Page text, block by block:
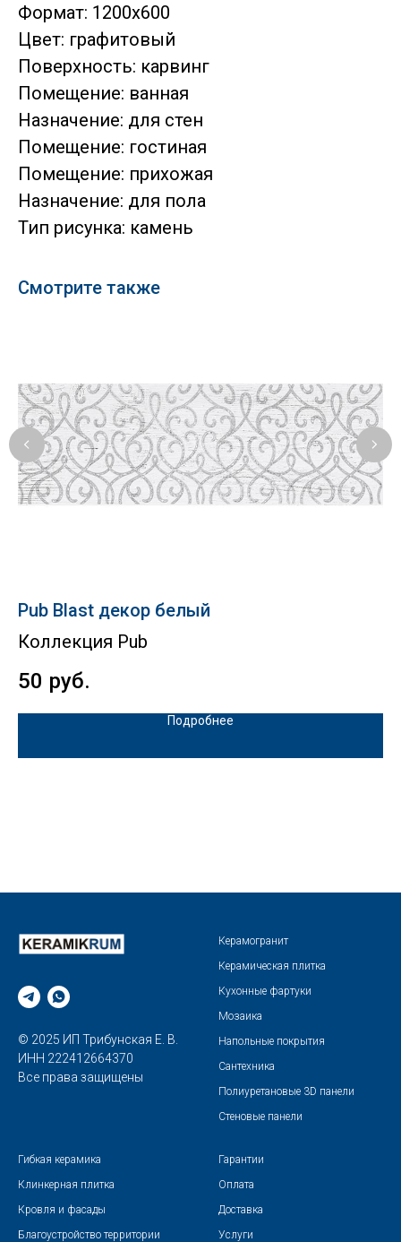
Формат: 1200х600
Цвет: графитовый
Поверхность: карвинг
Помещение: ванная
Назначение: для стен
Помещение: гостиная
Помещение: прихожая
Назначение: для пола
Тип рисунка: камень
Смотрите также
Pub Blast декор белый
Коллекция Pub
50 руб.
Подробнее
© 2025 ИП Трибунская Е. В.
ИНН 222412664370
Все права защищены
Керамогранит
Керамическая плитка
Кухонные фартуки
Мозаика
Напольные покрытия
Сантехника
Полиуретановые 3D панели
Стеновые панели
Гибкая керамика
Клинкерная плитка
Кровля и фасады
Благоустройство территории
Гарантии
Оплата
Доставка
Услуги